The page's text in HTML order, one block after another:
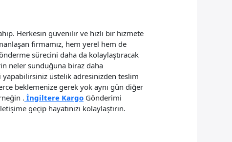
Herkesin güvenilir ve hızlı bir hizmete
firmamız, hem yerel hem de
sürecini daha da kolaylaştıracak
neler sunduğuna biraz daha
yapabilirsiniz üstelik adresinizden teslim
beklemenize gerek yok aynı gün diğer
. İngiltere Kargo Gönderimi
geçip hayatınızı kolaylaştırın.